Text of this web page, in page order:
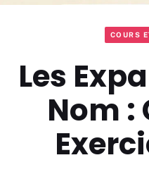
COURS
Les
Nom :